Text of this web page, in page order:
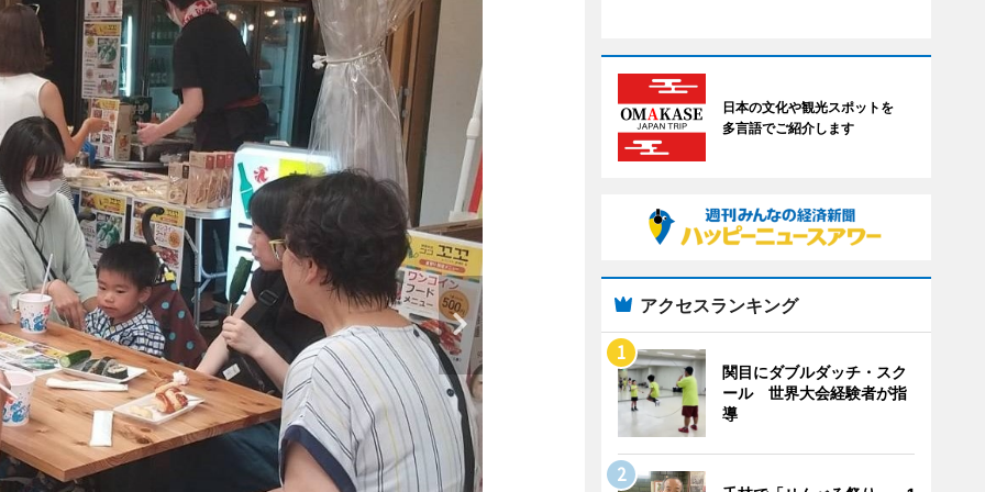
日本の文化や観光スポットを
多言語でご紹介します
アクセスランキング
関目にダブルダッチ・スク
ール 世界大会経験者が指
導